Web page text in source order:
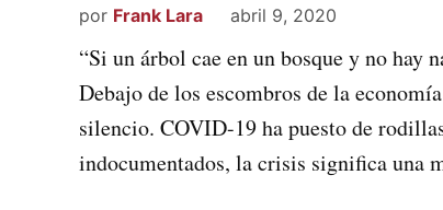
por Frank Lara abril 9, 2020
“Si un árbol cae en un bosque y no hay
Debajo de los escombros de la
silencio. COVID-19 ha puesto de
indocumentados, la crisis significa una